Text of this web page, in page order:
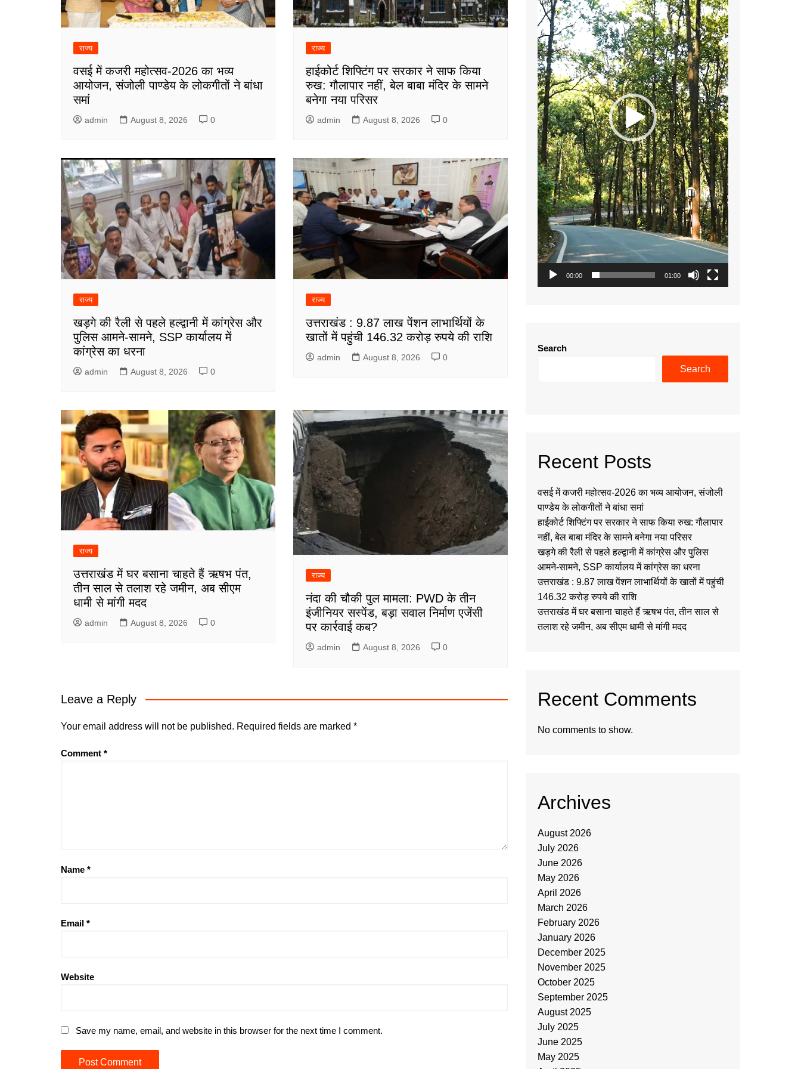
राज्य
वसई में कजरी महोत्सव-2026 का भव्य
आयोजन, संजोली पाण्डेय के लोकगीतों ने बांधा
समां
admin August 8, 2026 0
राज्य
हाईकोर्ट शिफ्टिंग पर सरकार ने साफ किया
रुख: गौलापार नहीं, बेल बाबा मंदिर के सामने
बनेगा नया परिसर
admin August 8, 2026 0
राज्य
खड़गे की रैली से पहले हल्द्वानी में कांग्रेस और
पुलिस आमने-सामने, SSP कार्यालय में
कांग्रेस का धरना
admin August 8, 2026 0
राज्य
उत्तराखंड : 9.87 लाख पेंशन लाभार्थियों के
खातों में पहुंची 146.32 करोड़ रुपये की राशि
admin August 8, 2026 0
राज्य
उत्तराखंड में घर बसाना चाहते हैं ऋषभ पंत,
तीन साल से तलाश रहे जमीन, अब सीएम
धामी से मांगी मदद
admin August 8, 2026 0
राज्य
नंदा की चौकी पुल मामला: PWD के तीन
इंजीनियर सस्पेंड, बड़ा सवाल निर्माण एजेंसी
पर कार्रवाई कब?
admin August 8, 2026 0
Leave a Reply
Your email address will not be published. Required fields are marked *
Comment *
Name *
Email *
Website
Save my name, email, and website in this browser for the next time I comment.
00:00 01:00
Search
Search
Recent Posts
वसई में कजरी महोत्सव-2026 का भव्य आयोजन, संजोली
पाण्डेय के लोकगीतों ने बांधा समां
हाईकोर्ट शिफ्टिंग पर सरकार ने साफ किया रुख: गौलापार
नहीं, बेल बाबा मंदिर के सामने बनेगा नया परिसर
खड़गे की रैली से पहले हल्द्वानी में कांग्रेस और पुलिस
आमने-सामने, SSP कार्यालय में कांग्रेस का धरना
उत्तराखंड : 9.87 लाख पेंशन लाभार्थियों के खातों में पहुंची
146.32 करोड़ रुपये की राशि
उत्तराखंड में घर बसाना चाहते हैं ऋषभ पंत, तीन साल से
तलाश रहे जमीन, अब सीएम धामी से मांगी मदद
Recent Comments
No comments to show.
Archives
August 2026
July 2026
June 2026
May 2026
April 2026
March 2026
February 2026
January 2026
December 2025
November 2025
October 2025
September 2025
August 2025
July 2025
June 2025
May 2025